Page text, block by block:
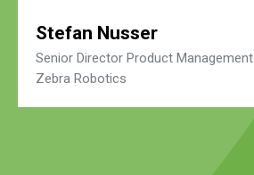
Stefan Nusser
Senior Director Product Management
Zebra Robotics